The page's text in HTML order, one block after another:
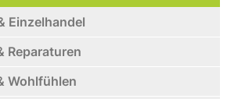
Einzelhandel
Reparaturen
Wohlfühlen